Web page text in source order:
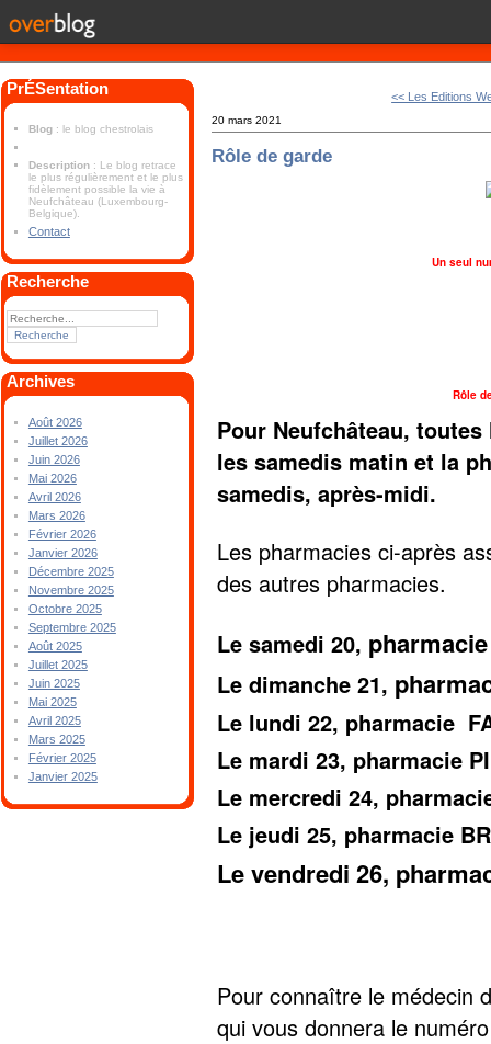
PrÉSentation
Blog : le blog chestrolais
Description : Le blog retrace
le plus régulièrement et le plus
fidèlement possible la vie à
Neufchâteau (Luxembourg-
Belgique).
Contact
Recherche
Archives
Août 2026
Juillet 2026
Juin 2026
Mai 2026
Avril 2026
Mars 2026
Février 2026
Janvier 2026
Décembre 2025
Novembre 2025
Octobre 2025
Septembre 2025
Août 2025
Juillet 2025
Juin 2025
Mai 2025
Avril 2025
Mars 2025
Février 2025
Janvier 2025
<< Les Editions
20 mars 2021
Rôle de garde
Un seul
Rôle
Pour Neufchâteau,
les samedis matin et la
samedis, après-midi.
Les pharmacies ci-après
des autres pharmacies.
Le samedi 20,
Le dimanche 21,
Le lundi 22, pharmacie
Le mardi 23, pharmacie
Le mercredi 24,
Le jeudi 25, pharmacie
Le vendredi 26,
Pour connaître le médecin
qui vous donnera le